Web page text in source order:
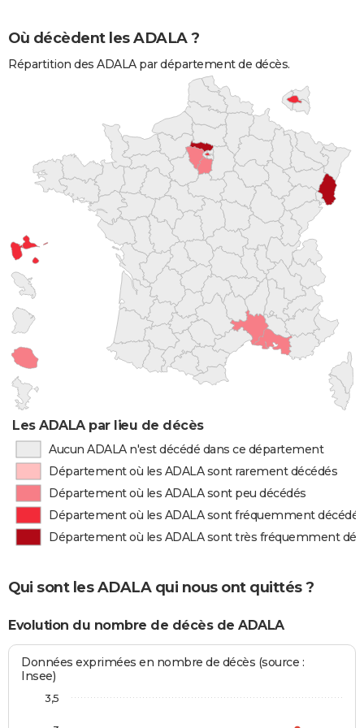
Où décèdent les ADALA ?
Répartition des ADALA par département de décès.
Les ADALA par lieu de décès
Aucun ADALA n'est décédé dans ce département
Département où les ADALA sont rarement décédés
Département où les ADALA sont peu décédés
Département où les ADALA sont fréquemment décédés
Département où les ADALA sont très fréquemment
Qui sont les ADALA qui nous ont quittés ?
Evolution du nombre de décès de ADALA
Données exprimées en nombre de décès (source :
Insee)
3,5